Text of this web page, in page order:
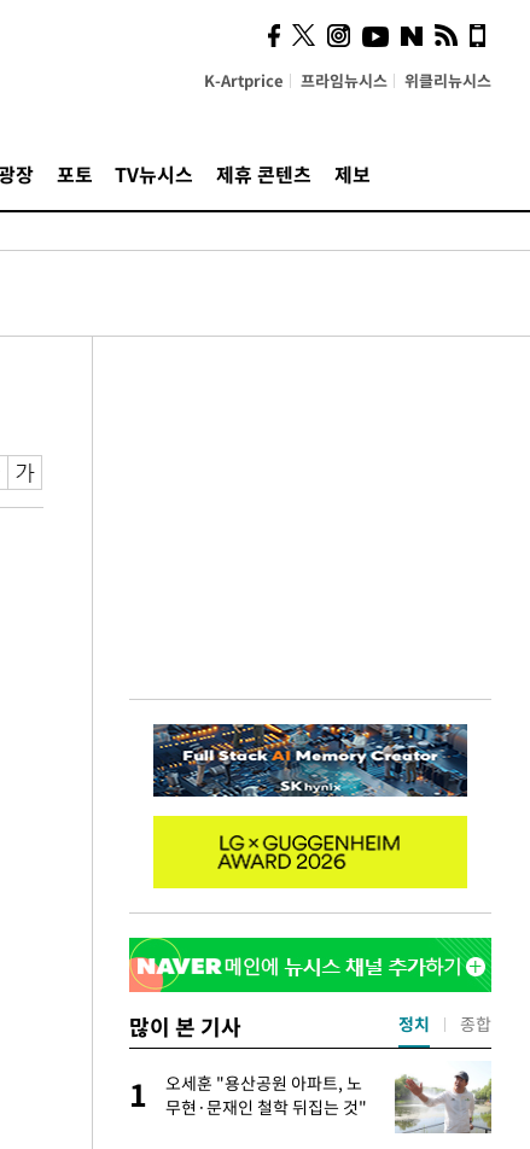
K-Artprice 프라임뉴시스 위클리뉴시스
장 포토 TV뉴시스 제휴 콘텐츠 제보
많이 본 기사
1
오세훈 "용산공원 아파트, 노
무현·문재인 철학 뒤집는 것"
정치 종합